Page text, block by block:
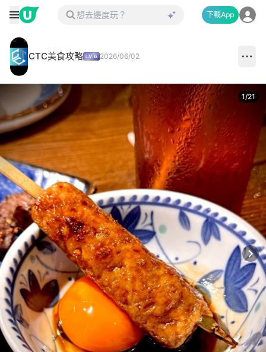
下載App
CTC美食攻略 2026/06/02
1/21